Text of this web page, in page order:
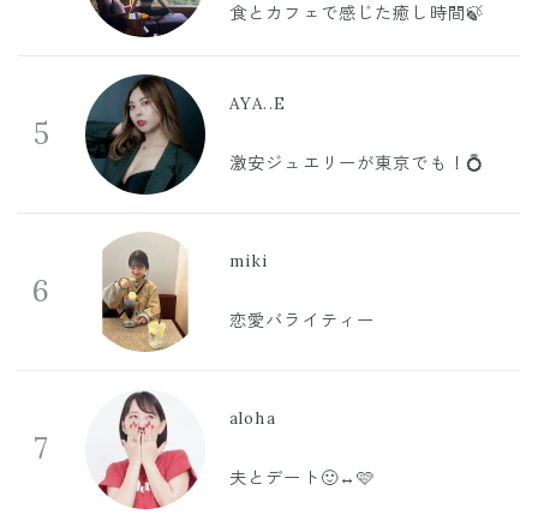
食とカフェで感じた癒し時間🍃
5
AYA..E
激安ジュエリーが東京でも！💍
6
miki
恋愛バライティー
7
aloha
夫とデート🙂‍↔️🩷